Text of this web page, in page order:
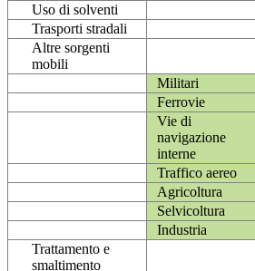
Uso di solventi
Trasporti stradali
Altre sorgenti
mobili
Militari
Ferrovie
Vie di
navigazione
interne
Traffico aereo
Agricoltura
Selvicoltura
Industria
Trattamento e
smaltimento